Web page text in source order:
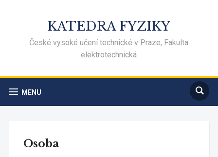
KATEDRA FYZIKY
České vysoké učení technické v Praze, Fakulta
elektrotechnická
MENU
Osoba